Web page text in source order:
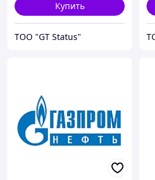
Купить
ТОО "GT Status"